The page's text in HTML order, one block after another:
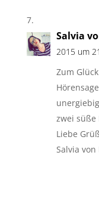
Salvia
2015 um
Zum
zwei süße
Liebe
Salvia